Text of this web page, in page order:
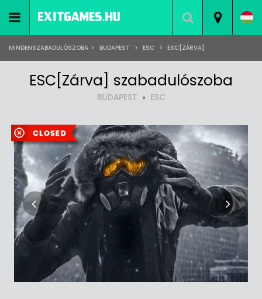
MINDENSZABADULÓSZOBA > BUDAPEST > ESC > ESC[ZÁRVA]
ESC[Zárva] szabadulószoba
BUDAPEST ESC